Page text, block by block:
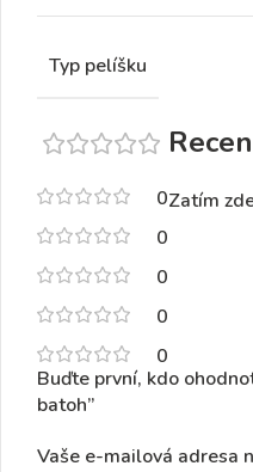
Typ pelíšku
0
0
0
0
0
Zatím
Buďte první, kdo
batoh”
Vaše e-mailová adresa